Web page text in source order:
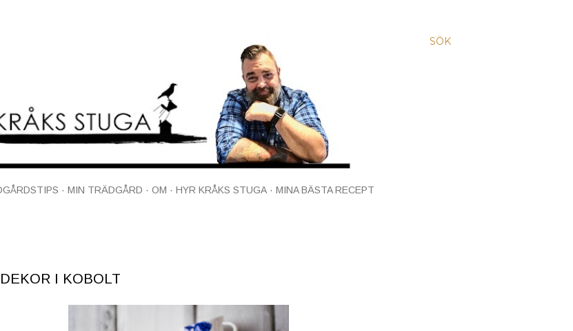
SÖK
MIN TRÄDGÅRD OM HYR KRÅKS STUGA MINA BÄSTA RECEPT
I KOBOLT